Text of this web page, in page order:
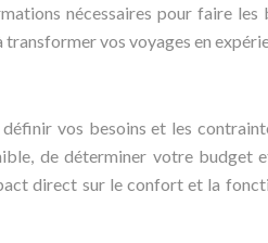
nécessaires pour faire
transformer vos voyages en
vos besoins et les
de déterminer votre
direct sur le confort et la